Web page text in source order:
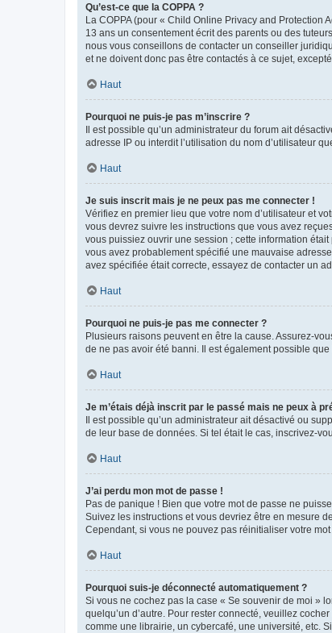
Qu’est-ce que la COPPA ?
La COPPA (pour « Child Online Privacy and Protection
13 ans un consentement écrit des parents ou des
nous vous conseillons de contacter un conseiller
et ne doivent donc pas être contactés à ce sujet,
Haut
Pourquoi ne puis-je pas m’inscrire ?
Il est possible qu’un administrateur du forum ait
adresse IP ou interdit l’utilisation du nom d’utilisateur
Haut
Je suis inscrit mais je ne peux pas me connecter !
Vérifiez en premier lieu que votre nom d’utilisateur et
vous devrez suivre les instructions que vous avez
vous puissiez ouvrir une session ; cette information
vous avez probablement spécifié une mauvaise
avez spécifiée était correcte, essayez de contacter un
Haut
Pourquoi ne puis-je pas me connecter ?
Plusieurs raisons peuvent en être la cause. Assurez-
de ne pas avoir été banni. Il est également possible
Haut
Je m’étais déjà inscrit par le passé mais ne peux à
Il est possible qu’un administrateur ait désactivé ou
de leur base de données. Si tel était le cas, inscrivez-
Haut
J’ai perdu mon mot de passe !
Pas de panique ! Bien que votre mot de passe ne
Suivez les instructions et vous devriez être en mesure
Cependant, si vous ne pouvez pas réinitialiser votre
Haut
Pourquoi suis-je déconnecté automatiquement ?
Si vous ne cochez pas la case « Se souvenir de moi »
quelqu’un d’autre. Pour rester connecté, veuillez
comme une librairie, un cybercafé, une université, etc.